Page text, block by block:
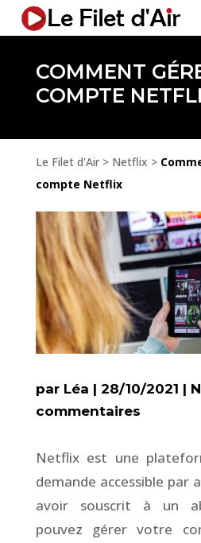
COMMENT
COMPTE
Le Filet d'Air> Netflix >
compte Netflix
par Léa | 28/10/2021 |
commentaires
Netflix est une
demande accessible par
avoir souscrit à un
pouvez gérer votre